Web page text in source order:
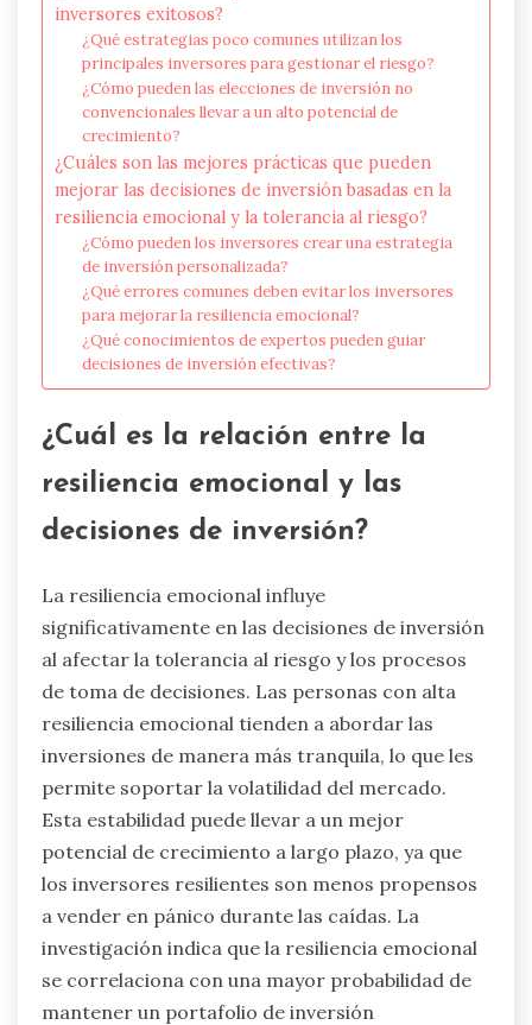
inversores exitosos?
¿Qué estrategias poco comunes utilizan los
principales inversores para gestionar el riesgo?
¿Cómo pueden las elecciones de inversión no
convencionales llevar a un alto potencial de
crecimiento?
¿Cuáles son las mejores prácticas que pueden
mejorar las decisiones de inversión basadas en la
resiliencia emocional y la tolerancia al riesgo?
¿Cómo pueden los inversores crear una estrategia
de inversión personalizada?
¿Qué errores comunes deben evitar los inversores
para mejorar la resiliencia emocional?
¿Qué conocimientos de expertos pueden guiar
decisiones de inversión efectivas?
¿Cuál es la relación entre la
resiliencia emocional y las
decisiones de inversión?
La resiliencia emocional influye
significativamente en las decisiones de inversión
al afectar la tolerancia al riesgo y los procesos
de toma de decisiones. Las personas con alta
resiliencia emocional tienden a abordar las
inversiones de manera más tranquila, lo que les
permite soportar la volatilidad del mercado.
Esta estabilidad puede llevar a un mejor
potencial de crecimiento a largo plazo, ya que
los inversores resilientes son menos propensos
a vender en pánico durante las caídas. La
investigación indica que la resiliencia emocional
se correlaciona con una mayor probabilidad de
mantener un portafolio de inversión